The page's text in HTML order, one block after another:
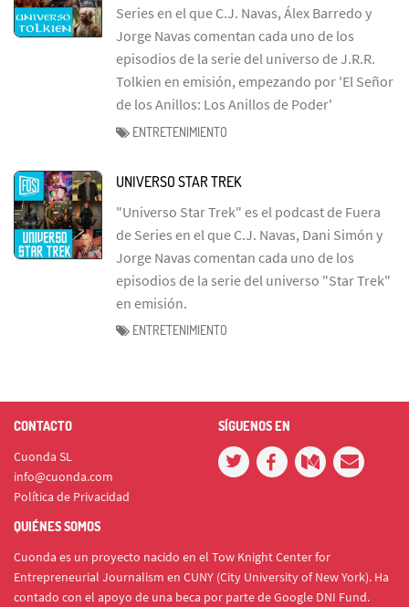
Series en el que C.J. Navas, Álex Barredo y
Jorge Navas comentan cada uno de los
episodios de la serie del universo de J.R.R.
Tolkien en emisión, empezando por 'El Señor
de los Anillos: Los Anillos de Poder'
ENTRETENIMIENTO
UNIVERSO STAR TREK
"Universo Star Trek" es el podcast de Fuera
de Series en el que C.J. Navas, Dani Simón y
Jorge Navas comentan cada uno de los
episodios de la serie del universo "Star Trek"
en emisión.
ENTRETENIMIENTO
CONTACTO
Cuonda SL
info@cuonda.com
Política de Privacidad
SÍGUENOS EN
QUIÉNES SOMOS
Cuonda es un proyecto nacido en el Tow Knight Center for
Entrepreneurial Journalism en CUNY (City University of New York). Ha
contado con el apoyo de una beca por parte de Google DNI Fund.